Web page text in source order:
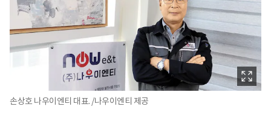
손상호 나우이엔티 대표. /나우이엔티 제공